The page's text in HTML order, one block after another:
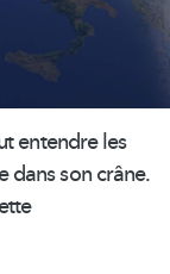
entendre les
dans son crâne.